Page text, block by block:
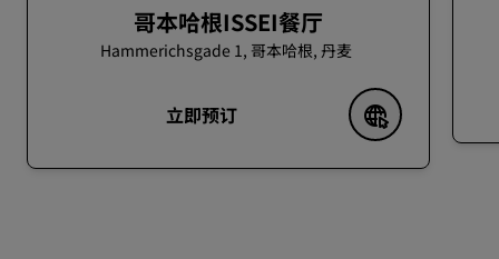
哥本哈根ISSEI餐厅
Hammerichsgade 1, 哥本哈根, 丹麦
立即预订